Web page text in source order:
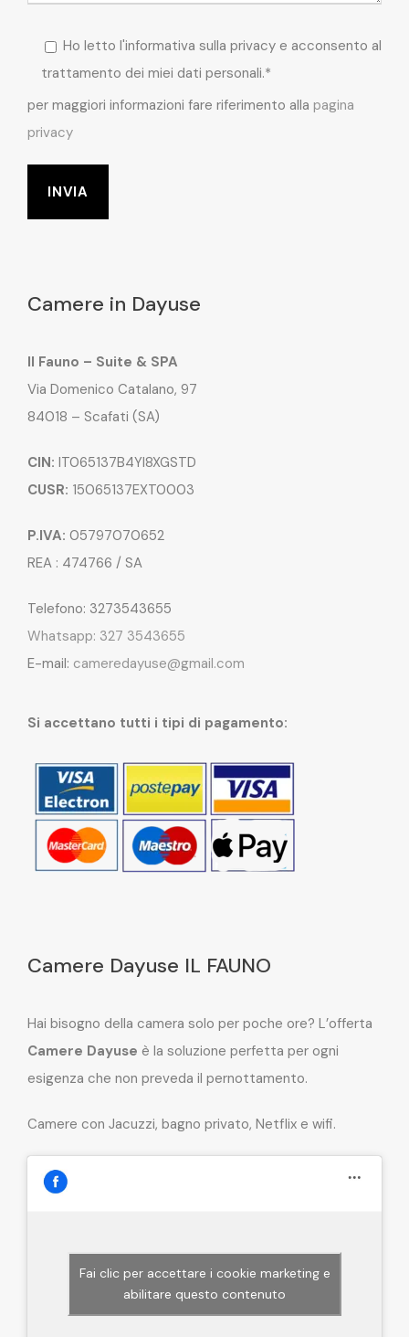
Ho letto l'informativa sulla privacy e acconsento al
trattamento dei miei dati personali.*
per maggiori informazioni fare riferimento alla pagina
privacy
Camere in Dayuse
Il Fauno – Suite & SPA
Via Domenico Catalano, 97
84018 – Scafati (SA)
CIN: IT065137B4YI8XGSTD
CUSR: 15065137EXT0003
P.IVA: 05797070652
REA : 474766 / SA
Telefono: 3273543655
Whatsapp: 327 3543655
E-mail: cameredayuse@gmail.com
Si accettano tutti i tipi di pagamento:
Camere Dayuse IL FAUNO
Hai bisogno della camera solo per poche ore? L’offerta
Camere Dayuse è la soluzione perfetta per ogni
esigenza che non preveda il pernottamento.
Camere con Jacuzzi, bagno privato, Netflix e wifi.
Fai clic per accettare i cookie marketing e
abilitare questo contenuto